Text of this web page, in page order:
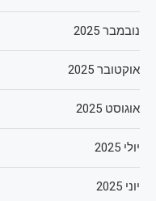
נובמבר 2025
אוקטובר 2025
אוגוסט 2025
יולי 2025
יוני 2025